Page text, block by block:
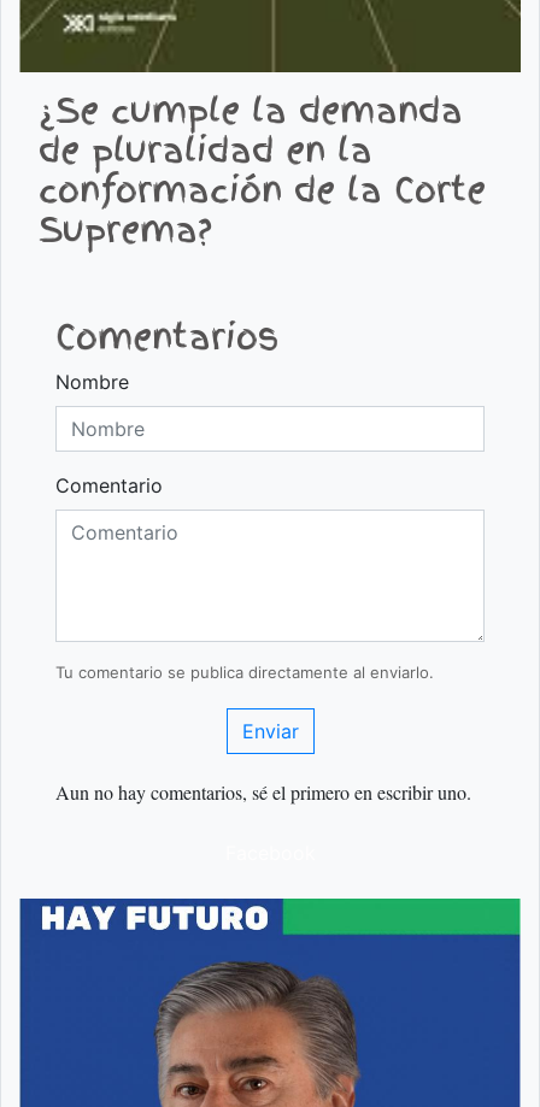
¿Se cumple la demanda
de pluralidad en la
conformación de la Corte
Suprema?
Comentarios
Nombre
Comentario
Tu comentario se publica directamente al enviarlo.
Enviar
Aun no hay comentarios, sé el primero en escribir uno.